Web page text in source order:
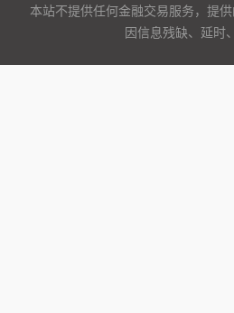
本站不提供任何金融交易服务，提
因信息残缺、延时